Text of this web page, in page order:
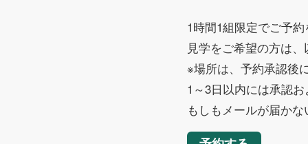
1時間1組限定でご予
見学をご希望の方は
※場所は、予約承認後
1～3日以内には承認
もしもメールが届か